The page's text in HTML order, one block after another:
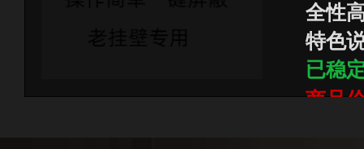
全性
特色
已稳
商品